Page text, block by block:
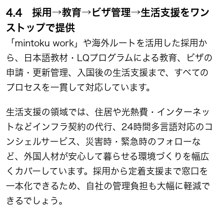
4.4 採用→教育→ビザ管理→生活支援をワン
ストップで提供
「mintoku work」や海外ルートを活用した採用か
ら、日本語教材・LQプログラムによる教育、ビザの
申請・更新管理、入国後の生活支援まで、すべての
プロセスを一貫して対応しています。
生活支援の領域では、住居や光熱費・インターネッ
トなどインフラ契約の代行、24時間多言語対応のコ
ンシェルサービス、災害時・緊急時のフォローな
ど、外国人材が安心して暮らせる環境づくりを幅広
くカバーしています。採用から定着支援まで窓口を
一本化できるため、自社の管理負担も大幅に軽減で
きるでしょう。